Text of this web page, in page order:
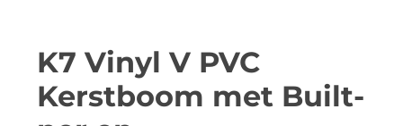
K7 Vinyl V PVC
Kerstboom met Built-